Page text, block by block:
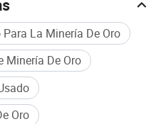
Marca Notas
HC
HC
HC
Para La Minería De Oro
Minería De Oro
Oro